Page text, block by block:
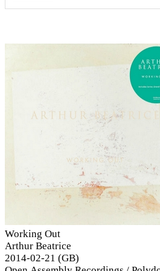
Working Out
Arthur Beatrice
2014-02-21 (GB)